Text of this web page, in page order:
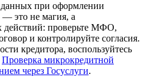
данных при оформлении
— это не магия, а
действий: проверьте МФО,
и контролируйте согласия.
кредитора, воспользуйтесь
Проверка микрокредитной
через Госуслуги.